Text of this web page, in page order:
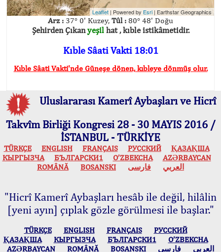
Leaflet | Powered by Esri | Earthstar Geographics
Arz : 37° 0' Kuzey, Tûl : 80° 48' Doğu
Şehirden Çıkanyeşilhat , kıble istikâmetidir.
Kıble Sâati Vakti 18:01
Kıble Sâati Vakti'nde Güneşe dönen, kıbleye dönmüş olur.
Uluslararası Kamerî Aybaşları ve Hicrî
Takvîm Birliği Kongresi 28 - 30 MAYIS 2016 /
İSTANBUL - TÜRKİYE
TÜRKÇE ENGLISH FRANÇAIS РУССКИЙ
ҚАЗАҚША
КЫPГЫЗЧA
БЪЛГАРСКИ1 O’ZBEKCHA
AZӘRBAYCAN
ROMÂNĂ
BOSANSKI العربي فارسی
"Hicrî Kamerî Aybaşları hesâb ile değil, hilâlin
[yeni ayın] çıplak gözle görülmesi ile başlar."
TÜRKÇE ENGLISH FRANÇAIS
РУССКИЙ
ҚАЗАҚША
КЫPГЫЗЧA БЪЛГАРСКИ1
O’ZBEKCHA
AZӘRBAYCAN
ROMÂNĂ BOSANSKI العربي فارسی